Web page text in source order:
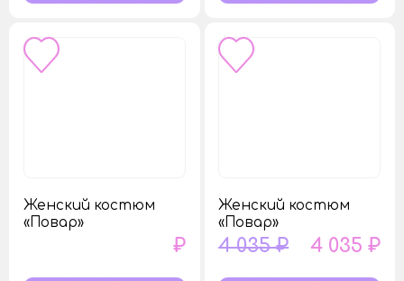
Женский костюм
«Повар»
₽
Женский костюм
«Повар»
4 035 ₽ 4 035 ₽